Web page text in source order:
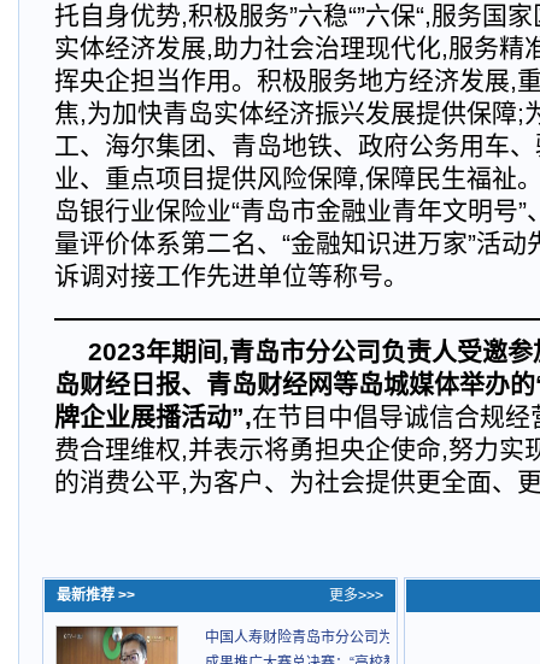
托自身优势,积极服务”六稳“”六保“,服务国
实体经济发展,助力社会治理现代化,服务精
挥央企担当作用。积极服务地方经济发展,
焦,为加快青岛实体经济振兴发展提供保障;
工、海尔集团、青岛地铁、政府公务用车
业、重点项目提供风险保障,保障民生福祉
岛银行业保险业“青岛市金融业青年文明号
量评价体系第二名、“金融知识进万家”活动
诉调对接工作先进单位等称号。
2023年期间,青岛市分公司负责人受邀
岛财经日报、青岛财经网等岛城媒体举办
牌企业展播活动”,在节目中倡导诚信合规
费合理维权,并表示将勇担央企使命,努力实
的消费公平,为客户、为社会提供更全面、
最新推荐 >> 更多>>>
中国人寿财险青岛市分公司为岛城经济 发展贡献保